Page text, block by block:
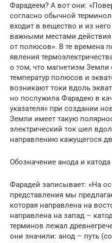
Фарадеем? А вот они:
согласно обычной
входит в вещество и из
важными местами действия
от полюсов». В те времена
явления
о том, что магнетизм Земли
температур полюсов и
возникают токи вдоль
но послужила Фарадею в
указателя» при создании
Земли имеет такую
электрический ток шел
направлению кажущегося
Обозначение анода и катода
Фарадей записывает: «На
представления мы
которая направлена на
направлена на запад –
терминов лежал
они значили: анод – путь